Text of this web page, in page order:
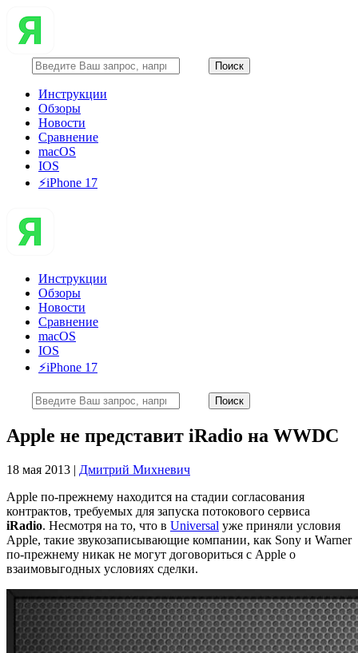
Инструкции
Обзоры
Новости
Сравнение
macOS
IOS
⚡️iPhone 17
Инструкции
Обзоры
Новости
Сравнение
macOS
IOS
⚡️iPhone 17
Apple не представит iRadio на WWDC
18 мая 2013 | Дмитрий Михневич
Apple по-прежнему находится на стадии согласования
контрактов, требуемых для запуска потокового сервиса
iRadio. Несмотря на то, что в Universal уже приняли условия
Apple, такие звукозаписывающие компании, как Sony и Warner
по-прежнему никак не могут договориться с Apple о
взаимовыгодных условиях сделки.